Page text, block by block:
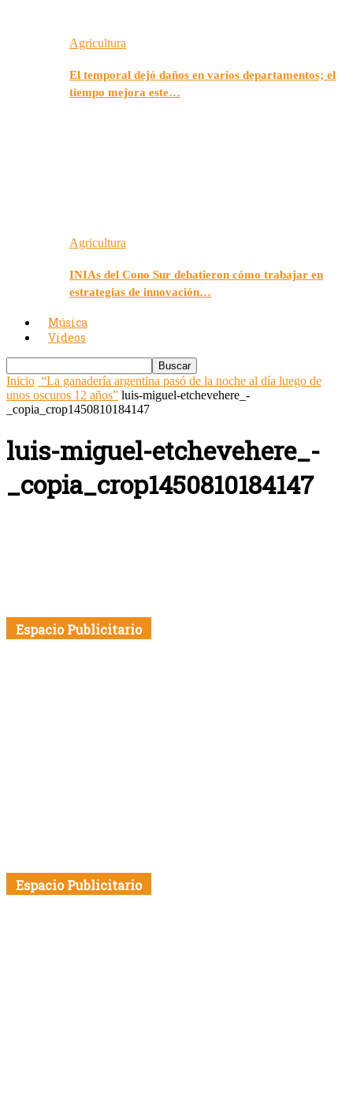
Agricultura
El temporal dejó daños en varios departamentos; el
tiempo mejora este…
Agricultura
INIAs del Cono Sur debatieron cómo trabajar en
estrategias de innovación…
Música
Videos
Inicio “La ganadería argentina pasó de la noche al día luego de
unos oscuros 12 años” luis-miguel-etchevehere_-
_copia_crop1450810184147
luis-miguel-etchevehere_-
_copia_crop1450810184147
Espacio Publicitario
Espacio Publicitario